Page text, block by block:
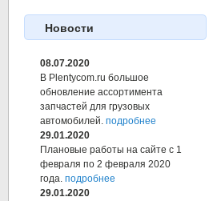
Новости
08.07.2020
В Plentycom.ru большое
обновление ассортимента
запчастей для грузовых
автомобилей. подробнее
29.01.2020
Плановые работы на сайте с 1
февраля по 2 февраля 2020
года. подробнее
29.01.2020